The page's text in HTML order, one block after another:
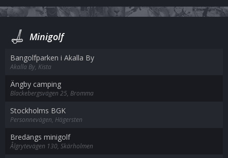
Minigolf
Bangolfparken i Akalla By
Akalla By, Kista
Ängby camping
Blackebergsvägen 25, Bromma
Stockholms BGK
Personnevägen, Hägersten
Bredängs minigolf
Ålgrytevägen 130, Skärholmen